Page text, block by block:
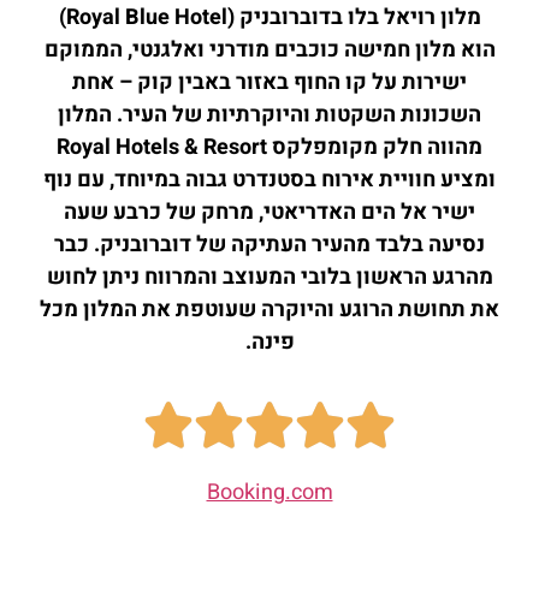
מלון רויאל בלו בדוברובניק (Royal Blue Hotel)
הוא מלון חמישה כוכבים מודרני ואלגנטי, הממוקם
ישירות על קו החוף באזור באבין קוק – אחת
השכונות השקטות והיוקרתיות של העיר. המלון
מהווה חלק מקומפלקס Royal Hotels & Resort
ומציע חוויית אירוח בסטנדרט גבוה במיוחד, עם נוף
ישיר אל הים האדריאטי, מרחק של כרבע שעה
נסיעה בלבד מהעיר העתיקה של דוברובניק. כבר
מהרגע הראשון בלובי המעוצב והמרווח ניתן לחוש
את תחושת הרוגע והיוקרה שעוטפת את המלון מכל
פינה.
Booking.com